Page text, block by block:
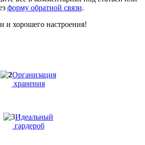
форму обратной связи.
и хорошего настроения!
Организация
хранения
Идеальный
гардероб